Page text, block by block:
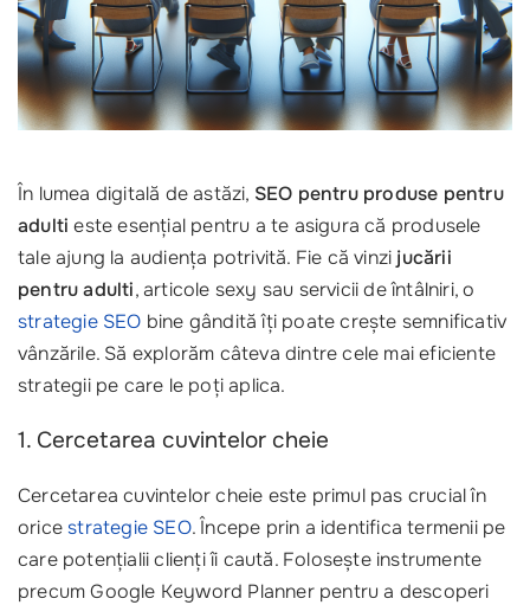
În lumea digitală de astăzi, SEO pentru produse pentru
adulti este esențial pentru a te asigura că produsele
tale ajung la audiența potrivită. Fie că vinzi jucării
pentru adulti, articole sexy sau servicii de întâlniri, o
strategie SEO bine gândită îți poate crește semnificativ
vânzările. Să explorăm câteva dintre cele mai eficiente
strategii pe care le poți aplica.
1. Cercetarea cuvintelor cheie
Cercetarea cuvintelor cheie este primul pas crucial în
oricestrategie SEO. Începe prin a identifica termenii pe
care potențialii clienți îi caută. Folosește instrumente
precum Google Keyword Planner pentru a descoperi